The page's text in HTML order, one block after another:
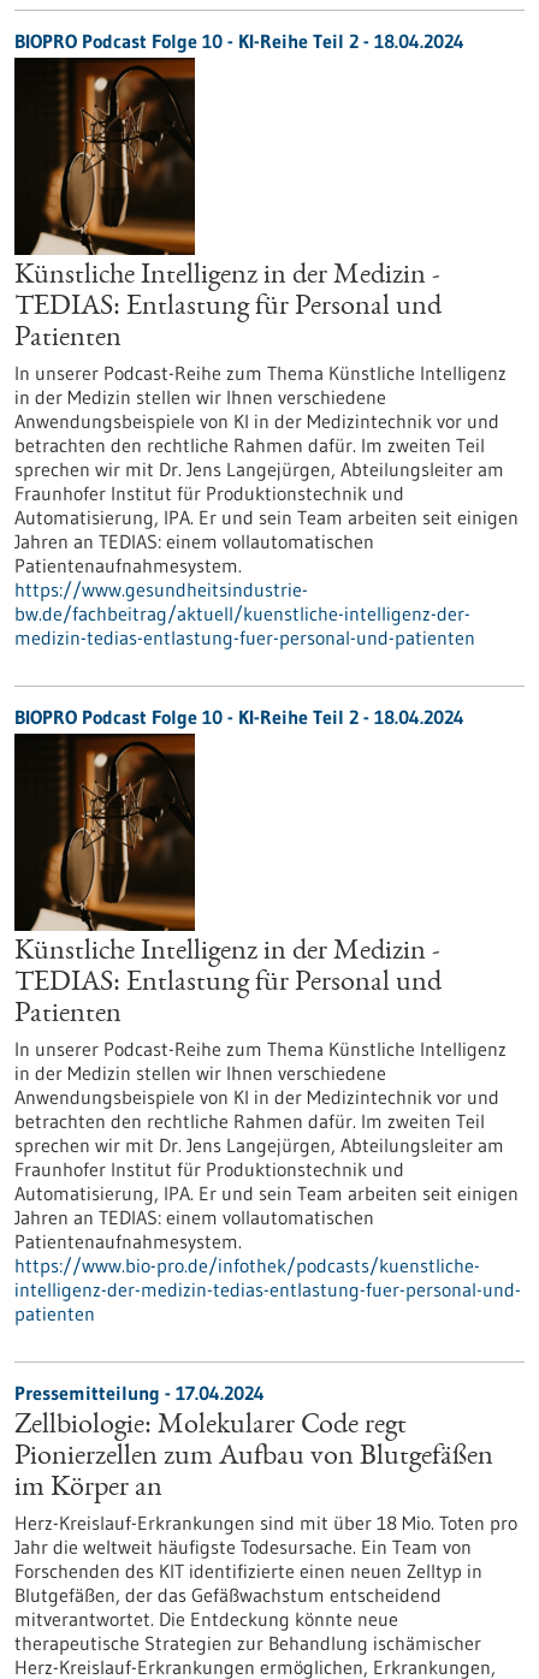
BIOPRO Podcast Folge 10 - KI-Reihe Teil 2 - 18.04.2024
Künstliche Intelligenz in der Medizin -
TEDIAS: Entlastung für Personal und
Patienten
In unserer Podcast-Reihe zum Thema Künstliche Intelligenz
in der Medizin stellen wir Ihnen verschiedene
Anwendungsbeispiele von KI in der Medizintechnik vor und
betrachten den rechtliche Rahmen dafür. Im zweiten Teil
sprechen wir mit Dr. Jens Langejürgen, Abteilungsleiter am
Fraunhofer Institut für Produktionstechnik und
Automatisierung, IPA. Er und sein Team arbeiten seit einigen
Jahren an TEDIAS: einem vollautomatischen
Patientenaufnahmesystem.
https://www.gesundheitsindustrie-
bw.de/fachbeitrag/aktuell/kuenstliche-intelligenz-der-
medizin-tedias-entlastung-fuer-personal-und-patienten
BIOPRO Podcast Folge 10 - KI-Reihe Teil 2 - 18.04.2024
Künstliche Intelligenz in der Medizin -
TEDIAS: Entlastung für Personal und
Patienten
In unserer Podcast-Reihe zum Thema Künstliche Intelligenz
in der Medizin stellen wir Ihnen verschiedene
Anwendungsbeispiele von KI in der Medizintechnik vor und
betrachten den rechtliche Rahmen dafür. Im zweiten Teil
sprechen wir mit Dr. Jens Langejürgen, Abteilungsleiter am
Fraunhofer Institut für Produktionstechnik und
Automatisierung, IPA. Er und sein Team arbeiten seit einigen
Jahren an TEDIAS: einem vollautomatischen
Patientenaufnahmesystem.
https://www.bio-pro.de/infothek/podcasts/kuenstliche-
intelligenz-der-medizin-tedias-entlastung-fuer-personal-und-
patienten
Pressemitteilung - 17.04.2024
Zellbiologie: Molekularer Code regt
Pionierzellen zum Aufbau von Blutgefäßen
im Körper an
Herz-Kreislauf-Erkrankungen sind mit über 18 Mio. Toten pro
Jahr die weltweit häufigste Todesursache. Ein Team von
Forschenden des KIT identifizierte einen neuen Zelltyp in
Blutgefäßen, der das Gefäßwachstum entscheidend
mitverantwortet. Die Entdeckung könnte neue
therapeutische Strategien zur Behandlung ischämischer
Herz-Kreislauf-Erkrankungen ermöglichen, Erkrankungen,